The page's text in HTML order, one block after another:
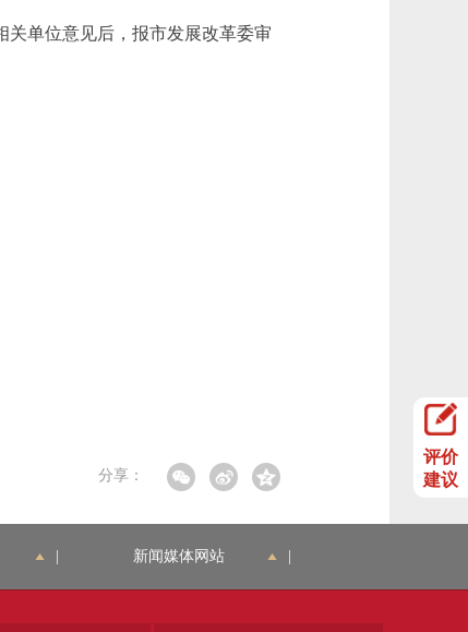
单位意见后，报市发展改革委审
分享：
评价
建议
新闻媒体网站